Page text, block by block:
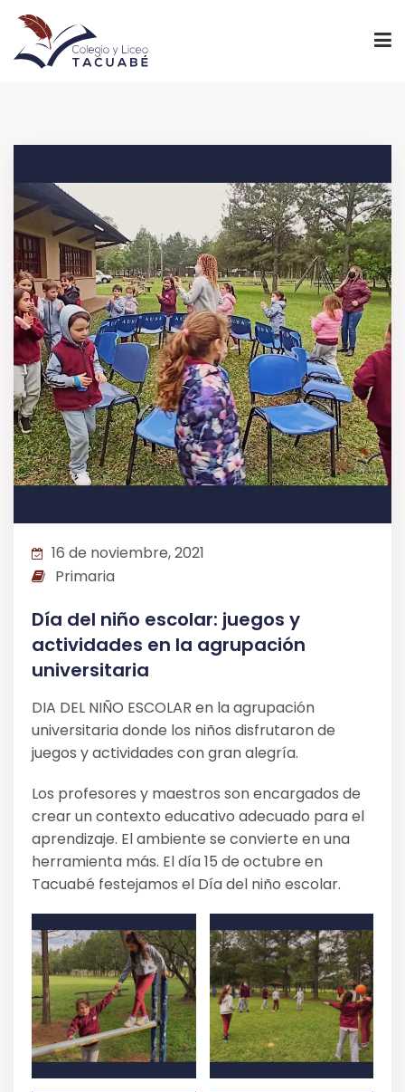
NIVELES
INSTITUCIONAL
ADMINISTRACIÓN
16 de noviembre, 2021
Primaria
Día del niño escolar: juegos y
actividades en la agrupación
universitaria
DIA DEL NIÑO ESCOLAR en la agrupación
universitaria donde los niños disfrutaron de
juegos y actividades con gran alegría.
Los profesores y maestros son encargados de
crear un contexto educativo adecuado para el
aprendizaje. El ambiente se convierte en una
herramienta más. El día 15 de octubre en
Tacuabé festejamos el Día del niño escolar.